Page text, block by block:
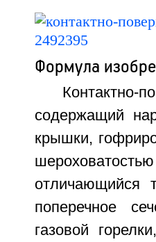
Формула
содержащий
крышки,
отличающийся
поперечное
газовой